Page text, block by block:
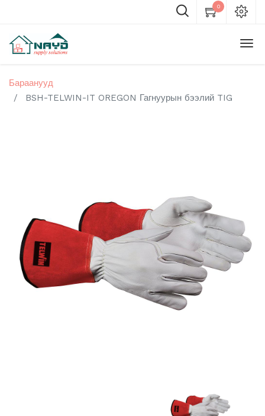
0
Бараанууд
BSH-TELWIN-IT OREGON Гагнуурын бээлий TIG